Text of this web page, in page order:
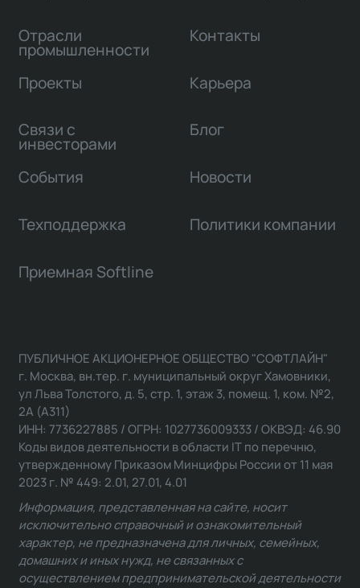
Отрасли
промышленности
Проекты
Связи с
инвесторами
Контакты
Карьера
Блог
События Новости
Техподдержка Политики компании
Приемная Softline
ПУБЛИЧНОЕ АКЦИОНЕРНОЕ ОБЩЕСТВО "СОФТЛАЙН"
г. Москва, вн.тер. г. муниципальный округ Хамовники,
ул Льва Толстого, д. 5, стр. 1, этаж 3, помещ. 1, ком. №2,
2А (А311)
ИНН: 7736227885 / ОГРН: 1027736009333 / ОКВЭД: 46.90
Коды видов деятельности в области IT по перечню,
утвержденному Приказом Минцифры России от 11 мая
2023 г. № 449: 2.01, 27.01, 4.01
Информация, представленная на сайте, носит
исключительно справочный и ознакомительный
характер, не предназначена для личных, семейных,
домашних и иных нужд, не связанных с
осуществлением предпринимательской деятельности